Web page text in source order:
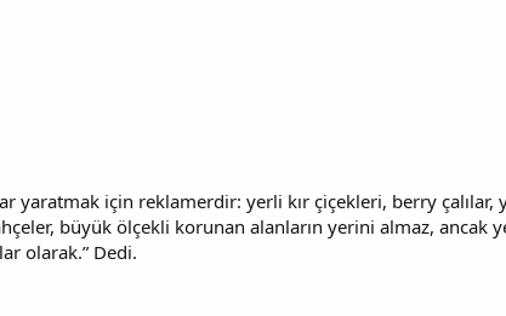
yaratmak için reklamerdir: yerli kır çiçekleri, berry
büyük ölçekli korunan alanların yerini almaz, ancak
olarak.” Dedi.